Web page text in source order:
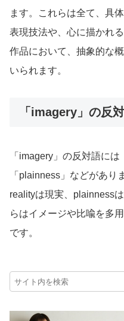
ます。これらは全て、具
表現技法や、心に描かれ
作品において、抽象的な
いられます。
「imagery」の反
「imagery」の反対語には
「plainness」などがあり
realityは現実、plainness
らはイメージや比喩を多
です。